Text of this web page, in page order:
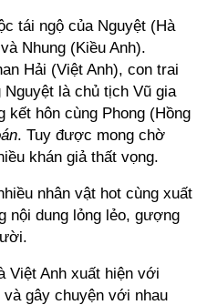
tái ngộ của Nguyệt (Hà
Nhung (Kiều Anh).
Hải (Việt Anh), con trai
Nguyệt là chủ tịch Vũ gia
kết hôn cùng Phong (Hồng
. Tuy được mong chờ
khán giả thất vọng.
nhân vật hot cùng xuất
nội dung lỏng lẻo, gượng
Việt Anh xuất hiện với
gây chuyện với nhau